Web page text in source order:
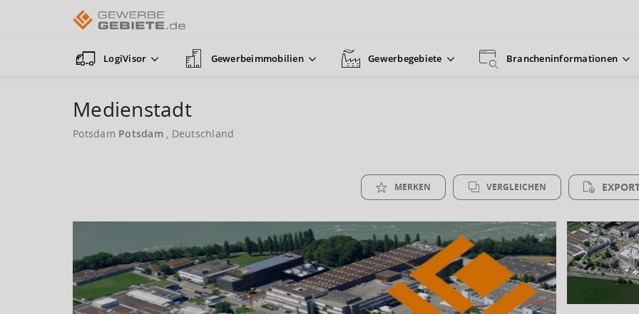
LogiVisor Gewerbeimmobilien Gewerbegebiete Brancheninformationen
Medienstadt
Potsdam Potsdam , Deutschland
MERKEN VERGLEICHEN